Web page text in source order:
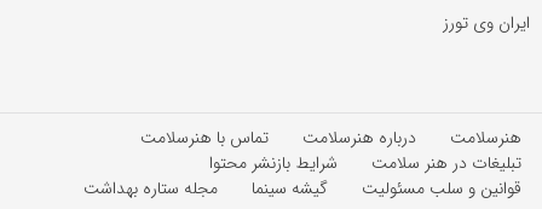
ایران وی تورز
هنرسلامت درباره هنرسلامت
تماس با هنرسلامت
تبلیغات در هنر سلامت
شرایط بازنشر محتوا
قوانین و سلب مسئولیت
گیشه سینما مجله ستاره بهداشت